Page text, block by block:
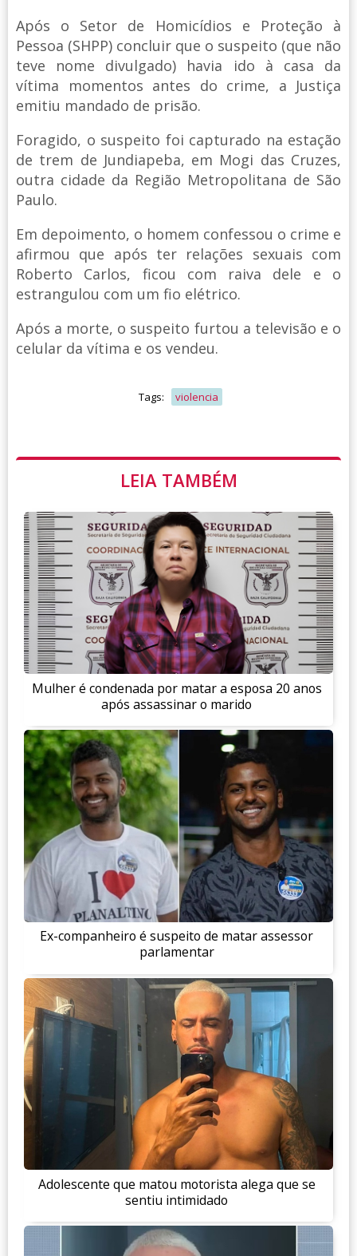
Após o Setor de Homicídios e Proteção à
Pessoa (SHPP) concluir que o suspeito (que não
teve nome divulgado) havia ido à casa da
vítima momentos antes do crime, a Justiça
emitiu mandado de prisão.
Foragido, o suspeito foi capturado na estação
de trem de Jundiapeba, em Mogi das Cruzes,
outra cidade da Região Metropolitana de São
Paulo.
Em depoimento, o homem confessou o crime e
afirmou que após ter relações sexuais com
Roberto Carlos, ficou com raiva dele e o
estrangulou com um fio elétrico.
Após a morte, o suspeito furtou a televisão e o
celular da vítima e os vendeu.
Tags: violencia
LEIA TAMBÉM
Mulher é condenada por matar a esposa 20 anos
após assassinar o marido
Ex-companheiro é suspeito de matar assessor
parlamentar
Adolescente que matou motorista alega que se
sentiu intimidado